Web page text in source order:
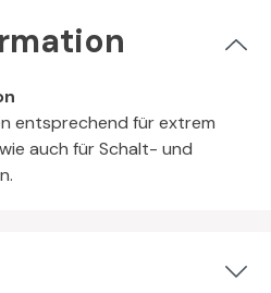
entsprechend für extrem
auch für Schalt- und